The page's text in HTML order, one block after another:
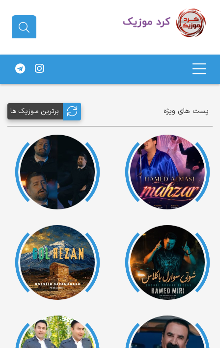
های کردی
پست های ویژه برترین مـوزیک ها